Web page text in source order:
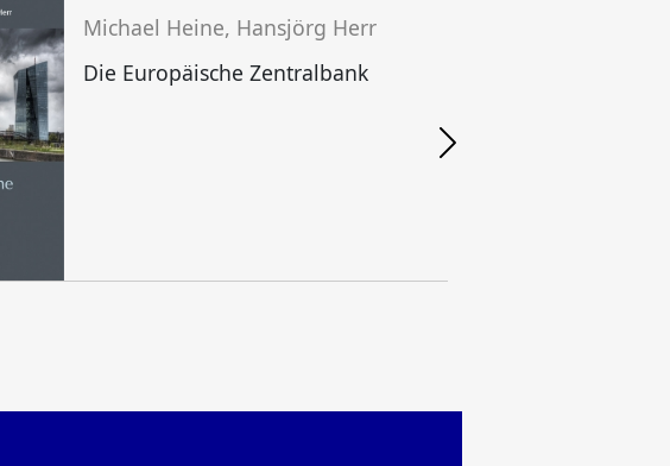
Michael Heine, Hansjörg Herr
Die Europäische Zentralbank